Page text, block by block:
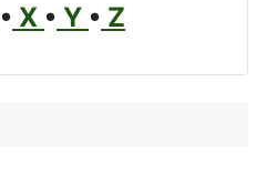
• X • Y • Z